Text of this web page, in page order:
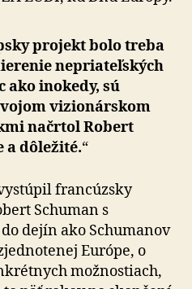
jednoty
v
Európe
projekt bolo treba
nepriateľských
ako inokedy, sú
vizionárskom
načrtol Robert
a dôležité.“
francúzsky
Schuman s
dejín ako Schumanov
Európe, o
možnostiach,